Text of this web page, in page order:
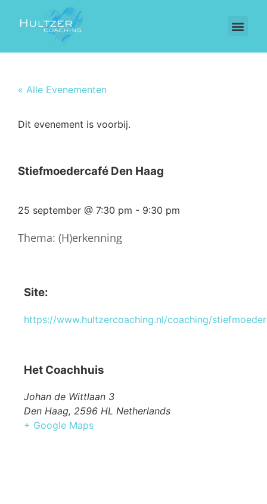
« Alle Evenementen
Dit evenement is voorbij.
Stiefmoedercafé Den Haag
25 september @ 7:30 pm - 9:30 pm
Thema: (H)erkenning
Site:
https://www.hultzercoaching.nl/coaching/
Het Coachhuis
Johan de Wittlaan 3
Den Haag, 2596 HL Netherlands
+ Google Maps